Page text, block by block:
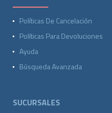
Políticas De Cancelación
Políticas Para Devoluciones
Ayuda
Búsqueda Avanzada
SUCURSALES